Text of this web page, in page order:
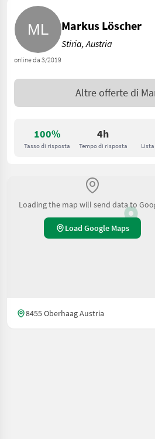
100%
Tasso di risposta
4h
Tempo di risposta
online da 3/2019
Markus Löscher
Stiria, Austria
Altre offerte di
Loading the map will send data to
Load Google Maps
8455 Oberhaag Austria